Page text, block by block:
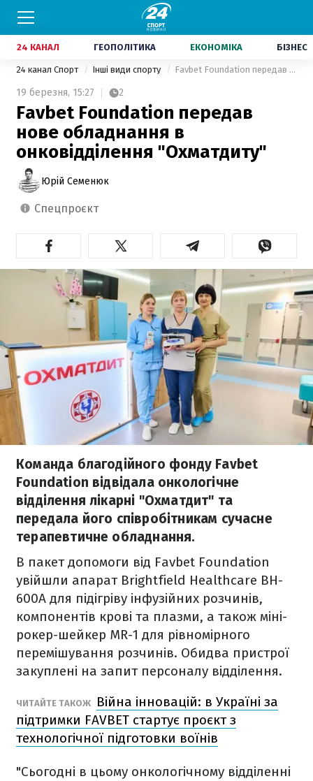
24 КАНАЛ ГЕОПОЛІТИКА ЕКОНОМІКА БІЗНЕС
24 канал Спорт Інші види спорту Favbet Foundation передав нове обладнання в онковідділення "Охматдиту"
19 березня, 15:27 2
Favbet Foundation передав
нове обладнання в
онковідділення "Охматдиту"
Юрій Семенюк
спецпроєкт
Команда благодійного фонду Favbet
Foundation відвідала онкологічне
відділення лікарні "Охматдит" та
передала його співробітникам сучасне
терапевтичне обладнання.
В пакет допомоги від Favbet Foundation
увійшли апарат Brightfield Healthcare BH-
600A для підігріву інфузійних розчинів,
компонентів крові та плазми, а також міні-
рокер-шейкер MR-1 для рівномірного
перемішування розчинів. Обидва пристрої
закуплені на запит персоналу відділення.
ЧИТАЙТЕ ТАКОЖ
Війна інновацій: в Україні за
підтримки FAVBET стартує проєкт з
технологічної підготовки воїнів
"Сьогодні в цьому онкологічному відділенні